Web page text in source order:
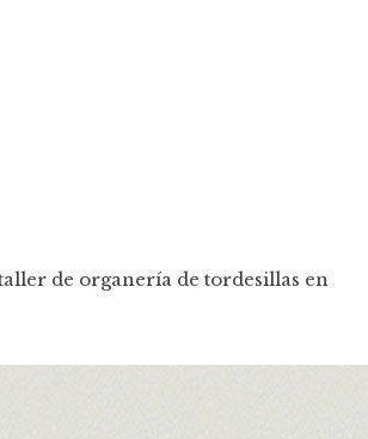
de organería de tordesillas en